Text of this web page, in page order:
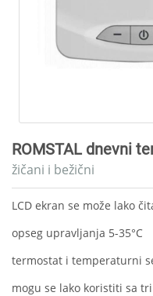
ROMSTAL dnevni
žičani i bežični
LCD ekran se može lako
opseg upravljanja 5-35°C
termostat i temperaturni
mogu se lako koristiti sa